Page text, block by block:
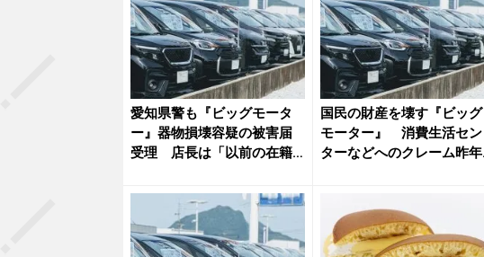
愛知県警も『ビッグモータ
ー』器物損壊容疑の被害届
受理 店長は「以前の在籍
国民の財産を壊す『ビッグ
モーター』 消費生活セン
ターなどへのクレーム昨年